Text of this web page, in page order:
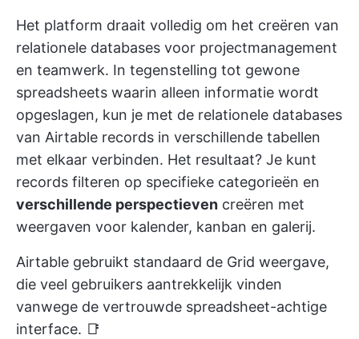
Het platform draait volledig om het creëren van
relationele databases voor projectmanagement
en teamwerk. In tegenstelling tot gewone
spreadsheets waarin alleen informatie wordt
opgeslagen, kun je met de relationele databases
van Airtable records in verschillende tabellen
met elkaar verbinden. Het resultaat? Je kunt
records filteren op specifieke categorieën en
verschillende perspectieven creëren met
weergaven voor kalender, kanban en galerij.
Airtable gebruikt standaard de Grid weergave,
die veel gebruikers aantrekkelijk vinden
vanwege de vertrouwde spreadsheet-achtige
interface. 📑